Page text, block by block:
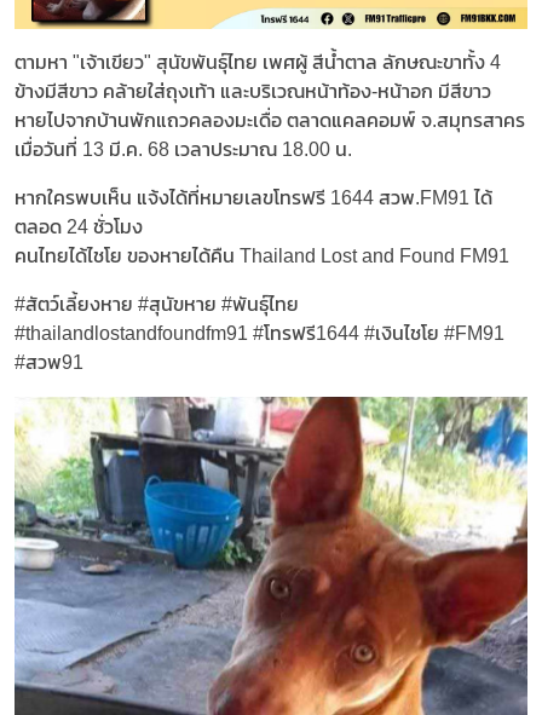
ตามหา "เจ้าเขียว" สุนัขพันธุ์ไทย เพศผู้ สีน้ำตาล ลักษณะขาทั้ง 4
ข้างมีสีขาว คล้ายใส่ถุงเท้า และบริเวณหน้าท้อง-หน้าอก มีสีขาว
หายไปจากบ้านพักแถวคลองมะเดื่อ ตลาดแคลคอมพ์ จ.สมุทรสาคร
เมื่อวันที่ 13 มี.ค. 68 เวลาประมาณ 18.00 น.
หากใครพบเห็น แจ้งได้ที่หมายเลขโทรฟรี 1644 สวพ.FM91 ได้
ตลอด 24 ชั่วโมง
คนไทยได้ไชโย ของหายได้คืน Thailand Lost and Found FM91
#สัตว์เลี้ยงหาย #สุนัขหาย #พันธุ์ไทย
#thailandlostandfoundfm91 #โทรฟรี1644 #เงินไชโย #FM91
#สวพ91